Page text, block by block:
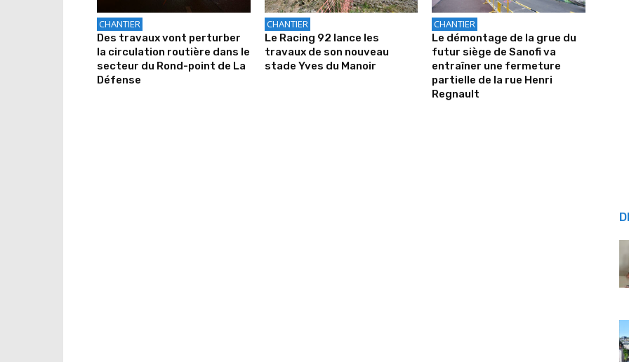
CHANTIER
Des travaux vont perturber
la circulation routière dans le
secteur du Rond-point de La
Défense
CHANTIER
Le Racing 92 lance les
travaux de son nouveau
stade Yves du Manoir
CHANTIER
Le démontage de la grue du
futur siège de Sanofi va
entraîner une fermeture
partielle de la rue Henri
Regnault